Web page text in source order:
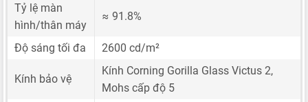
Tỷ lệ màn
hình/thân máy
≈ 91.8%
Độ sáng tối đa 2600 cd/m²
Kính bảo vệ
Kính Corning Gorilla Glass Victus 2,
Mohs cấp độ 5